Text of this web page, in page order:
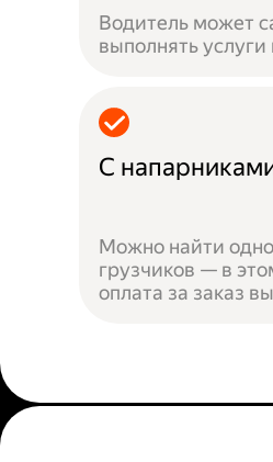
Водитель может
выполнять услуги
С
Можно найти
грузчиков — в
оплата за заказ